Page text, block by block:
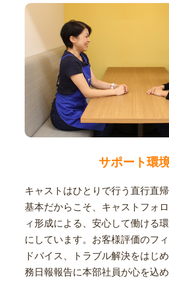
サポート環
キャストはひとりで行う直行直
基本だからこそ、キャストフォ
ィ形成による、安心して働ける
にしています。お客様評価のフ
ドバイス、トラブル解決をはじ
務日報報告に本部社員が心を込